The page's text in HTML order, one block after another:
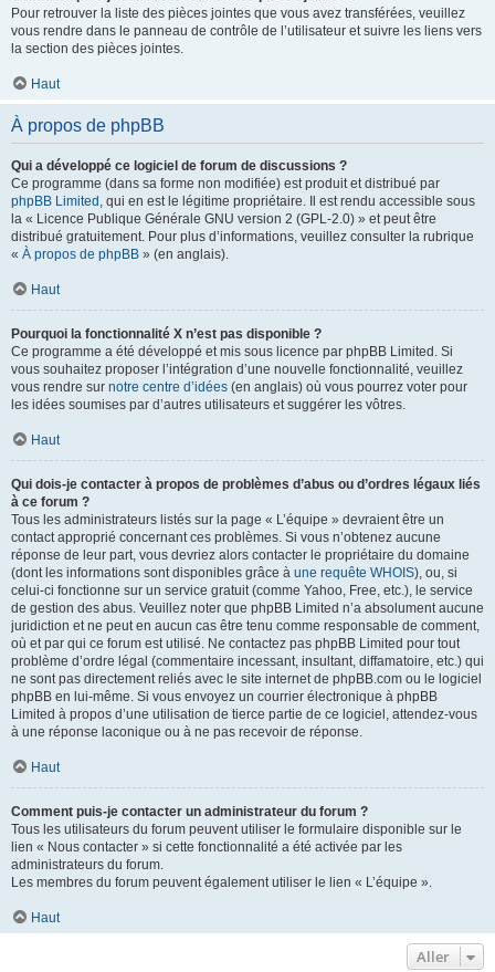
Pour retrouver la liste des pièces jointes que vous avez transférées, veuillez
vous rendre dans le panneau de contrôle de l’utilisateur et suivre les liens vers
la section des pièces jointes.
Haut
À propos de phpBB
Qui a développé ce logiciel de forum de discussions ?
Ce programme (dans sa forme non modifiée) est produit et distribué par
phpBB Limited , qui en est le légitime propriétaire. Il est rendu accessible sous
la « Licence Publique Générale GNU version 2 (GPL-2.0) » et peut être
distribué gratuitement. Pour plus d’informations, veuillez consulter la rubrique
« À propos de phpBB » (en anglais).
Haut
Pourquoi la fonctionnalité X n’est pas disponible ?
Ce programme a été développé et mis sous licence par phpBB Limited. Si
vous souhaitez proposer l’intégration d’une nouvelle fonctionnalité, veuillez
vous rendre sur notre centre d’idées (en anglais) où vous pourrez voter pour
les idées soumises par d’autres utilisateurs et suggérer les vôtres.
Haut
Qui dois-je contacter à propos de problèmes d’abus ou d’ordres légaux liés
à ce forum ?
Tous les administrateurs listés sur la page « L’équipe » devraient être un
contact approprié concernant ces problèmes. Si vous n’obtenez aucune
réponse de leur part, vous devriez alors contacter le propriétaire du domaine
(dont les informations sont disponibles grâce à une requête WHOIS), ou, si
celui-ci fonctionne sur un service gratuit (comme Yahoo, Free, etc.), le service
de gestion des abus. Veuillez noter que phpBB Limited n’a absolument aucune
juridiction et ne peut en aucun cas être tenu comme responsable de comment,
où et par qui ce forum est utilisé. Ne contactez pas phpBB Limited pour tout
problème d’ordre légal (commentaire incessant, insultant, diffamatoire, etc.) qui
ne sont pas directement reliés avec le site internet de phpBB.com ou le logiciel
phpBB en lui-même. Si vous envoyez un courrier électronique à phpBB
Limited à propos d’une utilisation de tierce partie de ce logiciel, attendez-vous
à une réponse laconique ou à ne pas recevoir de réponse.
Haut
Comment puis-je contacter un administrateur du forum ?
Tous les utilisateurs du forum peuvent utiliser le formulaire disponible sur le
lien « Nous contacter » si cette fonctionnalité a été activée par les
administrateurs du forum.
Les membres du forum peuvent également utiliser le lien « L’équipe ».
Haut
Aller